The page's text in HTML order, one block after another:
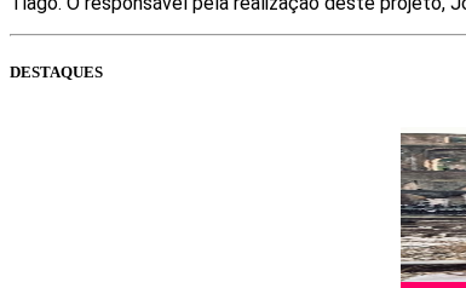
DESTAQUES